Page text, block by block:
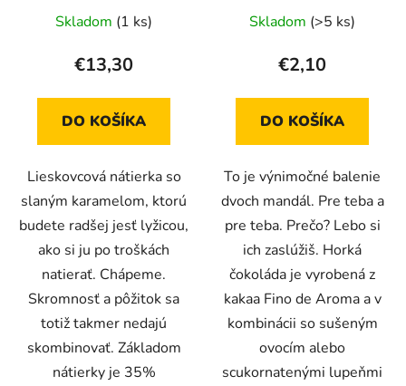
Skladom (1 ks)
€13,30
DO KOŠÍKA
Lieskovcová nátierka so
slaným karamelom, ktorú
budete radšej jesť lyžicou,
ako si ju po troškách
natierať. Chápeme.
Skromnosť a pôžitok sa
totiž takmer nedajú
skombinovať. Základom
nátierky je 35%
Skladom (>5 ks)
€2,10
DO KOŠÍKA
To je výnimočné balenie
dvoch mandál. Pre teba a
pre teba. Prečo? Lebo si
ich zaslúžiš. Horká
čokoláda je vyrobená z
kakaa Fino de Aroma a v
kombinácii so sušeným
ovocím alebo
scukornatenými lupeňmi